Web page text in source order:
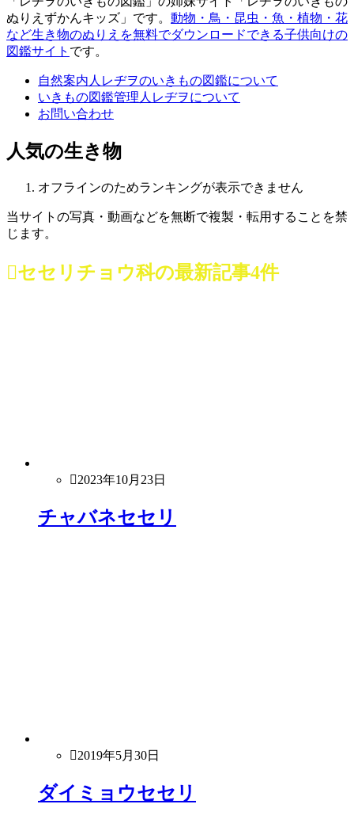
ぬりえずかんキッズ」です。 動物・鳥・昆虫・魚・植物・花
など生き物のぬりえを無料でダウンロードできる子供向けの
図鑑サイト です。
自然案内人レヂヲのいきもの図鑑について
いきもの図鑑管理人レヂヲについて
お問い合わせ
人気の生き物
オフラインのためランキングが表示できません
当サイトの写真・動画などを無断で複製・転用することを禁
じます。
セセリチョウ科の最新記事4件
2023年10月23日
チャバネセセリ
2019年5月30日
ダイミョウセセリ